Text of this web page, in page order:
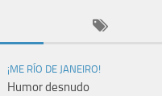
¡ME RÍO DE JANEIRO!
Humor desnudo